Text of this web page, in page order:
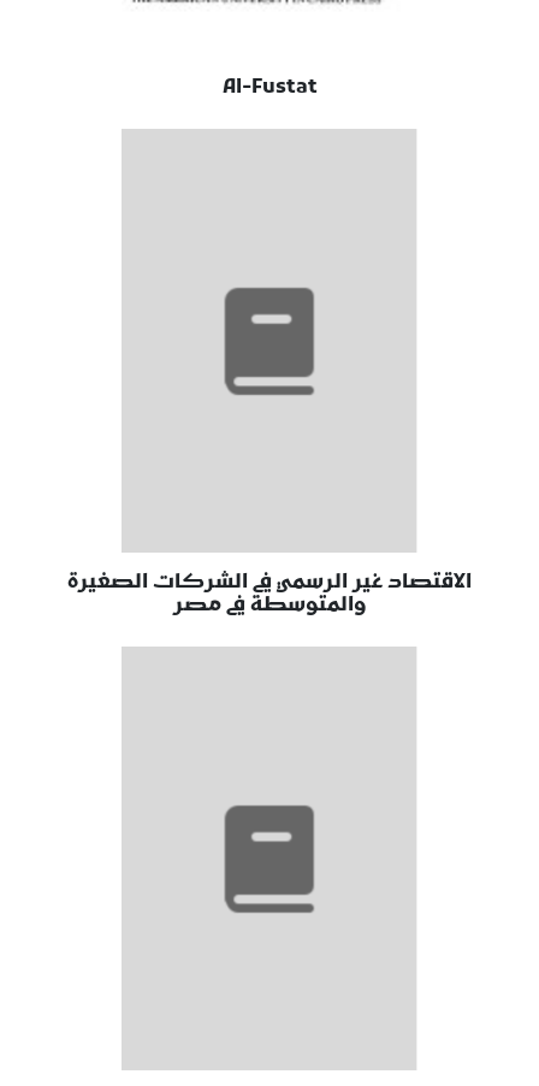
Al-Fustat
الاقتصاد غير الرسمي في الشركات الصغيرة
والمتوسطة في مصر